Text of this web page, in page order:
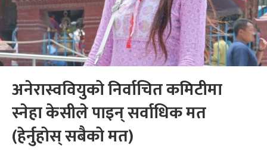
अनेरास्ववियुको निर्वाचित कमिटीमा
स्नेहा केसीले पाइन् सर्वाधिक मत
(हेर्नुहोस् सबैको मत)